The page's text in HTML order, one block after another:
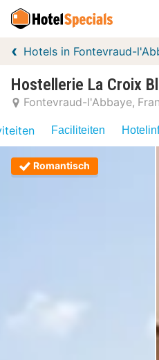
Hotels in Fontevraud-
Hostellerie La Croix
Fontevraud-l'Abbaye
Faciliteiten
Romantisch